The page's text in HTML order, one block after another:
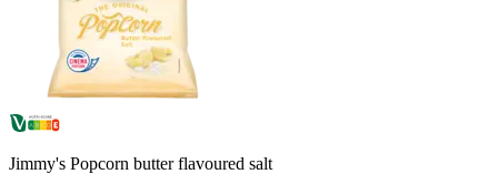
Jimmy's Popcorn butter flavoured salt